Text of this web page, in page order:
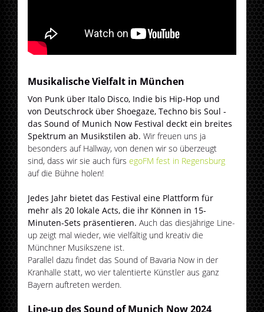
Musikalische Vielfalt in München
Von Punk über Italo Disco, Indie bis Hip-Hop und
von Deutschrock über Shoegaze, Techno bis Soul -
das Sound of Munich Now Festival deckt ein breites
Spektrum an Musikstilen ab.Wir freuen uns ja
besonders auf Hallway, von denen wir so überzeugt
sind, dass wir sie auch fürsegoFM fest in Regensburg
auf die Bühne holen!
Jedes Jahr bietet das Festival eine Plattform für
mehr als 20 lokale Acts, die ihr Können in 15-
Minuten-Sets präsentieren. Auch das diesjährige Line-
up zeigt mal wieder, wie vielfältig und kreativ die
Münchner Musikszene ist.
Parallel dazu findet das Sound of Bavaria Now in der
Kranhalle statt, wo vier talentierte Künstler aus ganz
Bayern auftreten werden.
Line-up des Sound of Munich Now 2024